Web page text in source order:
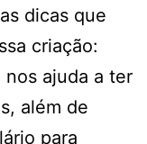
dicas que
criação:
nos ajuda a ter
além de
para